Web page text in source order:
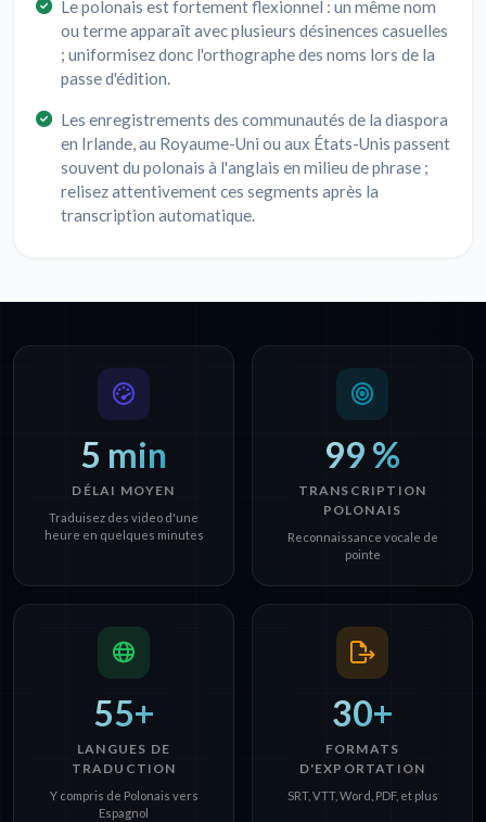
Le polonais est fortement flexionnel : un même nom
ou terme apparaît avec plusieurs désinences casuelles
; uniformisez donc l'orthographe des noms lors de la
passe d'édition.
Les enregistrements des communautés de la diaspora
en Irlande, au Royaume-Uni ou aux États-Unis passent
souvent du polonais à l'anglais en milieu de phrase ;
relisez attentivement ces segments après la
transcription automatique.
5 min
DÉLAI MOYEN
Traduisez des video d'une
heure en quelques minutes
99 %
TRANSCRIPTION
POLONAIS
Reconnaissance vocale de
pointe
55+
LANGUES DE
TRADUCTION
Y compris de Polonais vers
Espagnol
30+
FORMATS
D'EXPORTATION
SRT, VTT, Word, PDF, et plus